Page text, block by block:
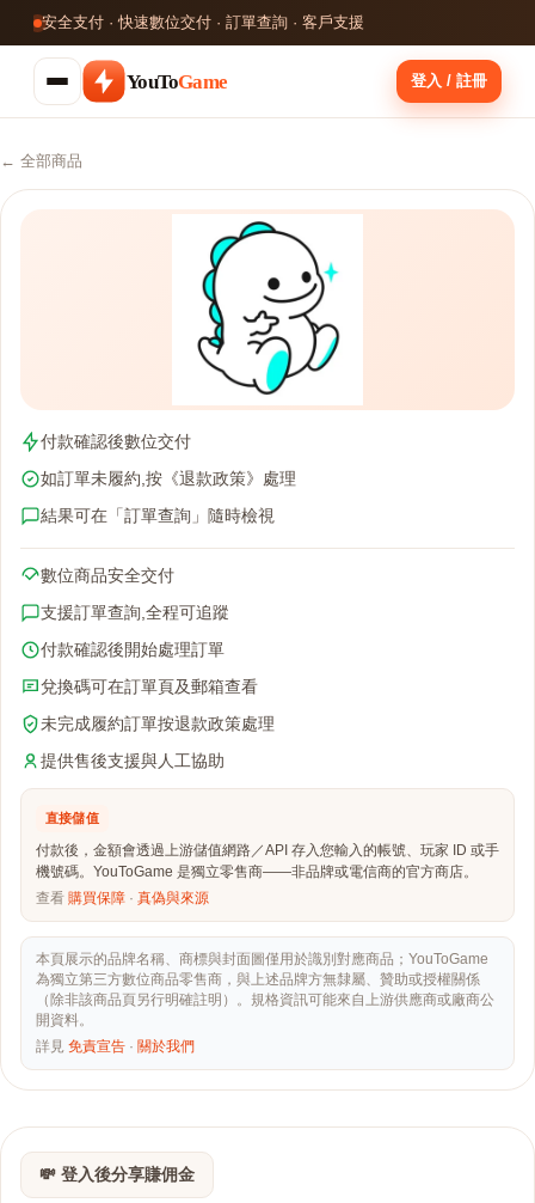
安全支付 · 快速數位交付 · 訂單查詢 · 客戶支援
YouToGame 登入 / 註冊
← 全部商品
付款確認後數位交付
如訂單未履約,按《退款政策》處理
結果可在「訂單查詢」隨時檢視
數位商品安全交付
支援訂單查詢,全程可追蹤
付款確認後開始處理訂單
兌換碼可在訂單頁及郵箱查看
未完成履約訂單按退款政策處理
提供售後支援與人工協助
直接儲值
付款後，金額會透過上游儲值網路／API 存入您輸入的帳號、玩家 ID 或手
機號碼。YouToGame 是獨立零售商——非品牌或電信商的官方商店。
查看 購買保障 · 真偽與來源
本頁展示的品牌名稱、商標與封面圖僅用於識別對應商品；YouToGame
為獨立第三方數位商品零售商，與上述品牌方無隸屬、贊助或授權關係
（除非該商品頁另行明確註明）。規格資訊可能來自上游供應商或廠商公
開資料。
詳見 免責宣告 · 關於我們
💸 登入後分享賺佣金